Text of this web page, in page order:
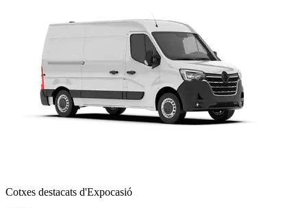
Cotxes destacats d'Expocasió